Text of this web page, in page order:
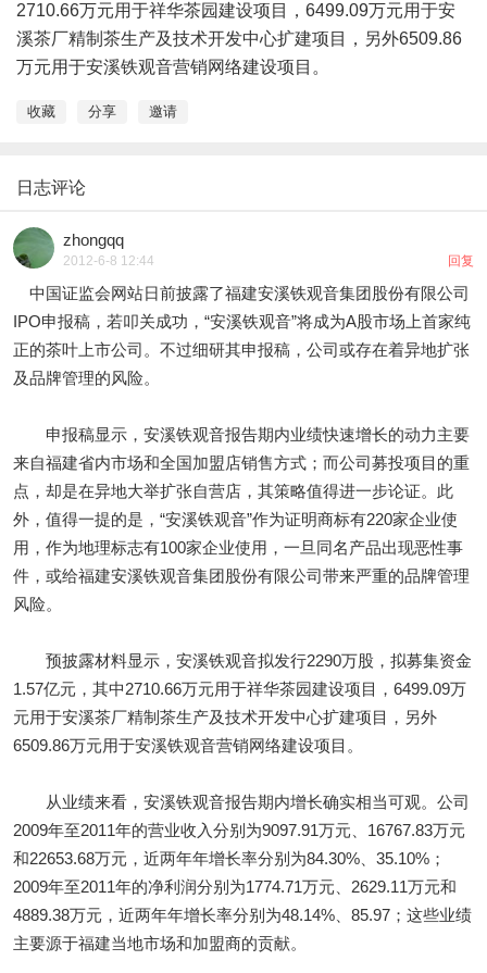
2710.66万元用于祥华茶园建设项目，6499.09万元用于安
溪茶厂精制茶生产及技术开发中心扩建项目，另外6509.86
万元用于安溪铁观音营销网络建设项目。
收藏 分享 邀请
日志评论
zhongqq
2012-6-8 12:44 回复
中国证监会网站日前披露了福建安溪铁观音集团股份有限公司
IPO申报稿，若叩关成功，“安溪铁观音”将成为A股市场上首家纯
正的茶叶上市公司。不过细研其申报稿，公司或存在着异地扩张
及品牌管理的风险。
申报稿显示，安溪铁观音报告期内业绩快速增长的动力主要
来自福建省内市场和全国加盟店销售方式；而公司募投项目的重
点，却是在异地大举扩张自营店，其策略值得进一步论证。此
外，值得一提的是，“安溪铁观音”作为证明商标有220家企业使
用，作为地理标志有100家企业使用，一旦同名产品出现恶性事
件，或给福建安溪铁观音集团股份有限公司带来严重的品牌管理
风险。
预披露材料显示，安溪铁观音拟发行2290万股，拟募集资金
1.57亿元，其中2710.66万元用于祥华茶园建设项目，6499.09万
元用于安溪茶厂精制茶生产及技术开发中心扩建项目，另外
6509.86万元用于安溪铁观音营销网络建设项目。
从业绩来看，安溪铁观音报告期内增长确实相当可观。公司
2009年至2011年的营业收入分别为9097.91万元、16767.83万元
和22653.68万元，近两年年增长率分别为84.30%、35.10%；
2009年至2011年的净利润分别为1774.71万元、2629.11万元和
4889.38万元，近两年年增长率分别为48.14%、85.97；这些业绩
主要源于福建当地市场和加盟商的贡献。